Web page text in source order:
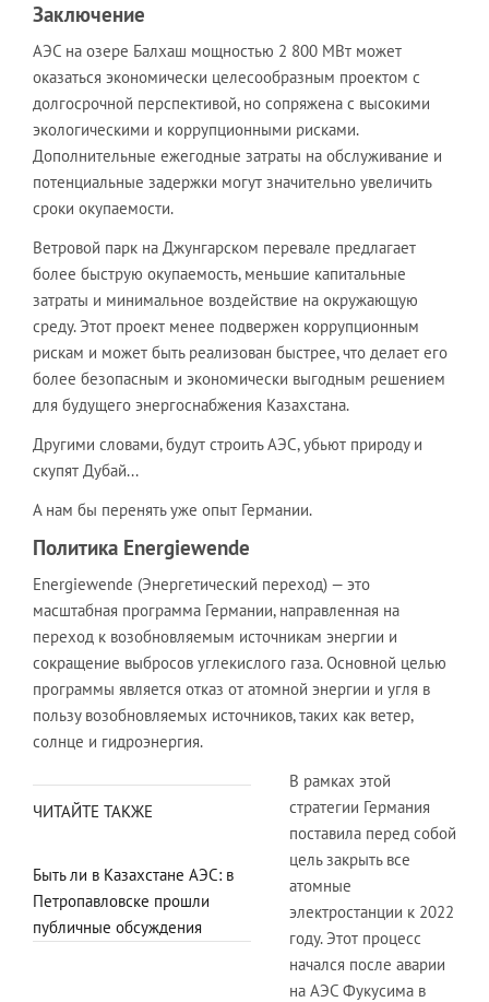
Заключение
АЭС на озере Балхаш мощностью 2 800 МВт может
оказаться экономически целесообразным проектом с
долгосрочной перспективой, но сопряжена с высокими
экологическими и коррупционными рисками.
Дополнительные ежегодные затраты на обслуживание и
потенциальные задержки могут значительно увеличить
сроки окупаемости.
Ветровой парк на Джунгарском перевале предлагает
более быструю окупаемость, меньшие капитальные
затраты и минимальное воздействие на окружающую
среду. Этот проект менее подвержен коррупционным
рискам и может быть реализован быстрее, что делает его
более безопасным и экономически выгодным решением
для будущего энергоснабжения Казахстана.
Другими словами, будут строить АЭС, убьют природу и
скупят Дубай...
А нам бы перенять уже опыт Германии.
Политика Energiewende
Energiewende (Энергетический переход) — это
масштабная программа Германии, направленная на
переход к возобновляемым источникам энергии и
сокращение выбросов углекислого газа. Основной целью
программы является отказ от атомной энергии и угля в
пользу возобновляемых источников, таких как ветер,
солнце и гидроэнергия.
ЧИТАЙТЕ ТАКЖЕ
Быть ли в Казахстане АЭС: в
Петропавловске прошли
публичные обсуждения
В рамках этой
стратегии Германия
поставила перед собой
цель закрыть все
атомные
электростанции к 2022
году. Этот процесс
начался после аварии
на АЭС Фукусима в